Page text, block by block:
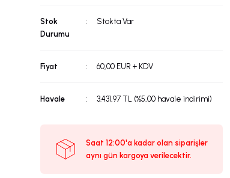
Stok
Durumu
Stokta Var
Fiyat 60,00 EUR + KDV
Havale 3.431,97 TL (%5,00 havale indirimi)
Saat 12:00'a kadar olan siparişler
aynı gün kargoya verilecektir.